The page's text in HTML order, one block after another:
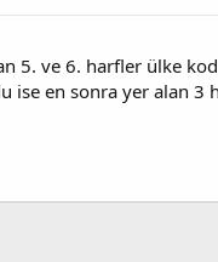
5. ve 6. harfler ülke
en sonra yer alan 3